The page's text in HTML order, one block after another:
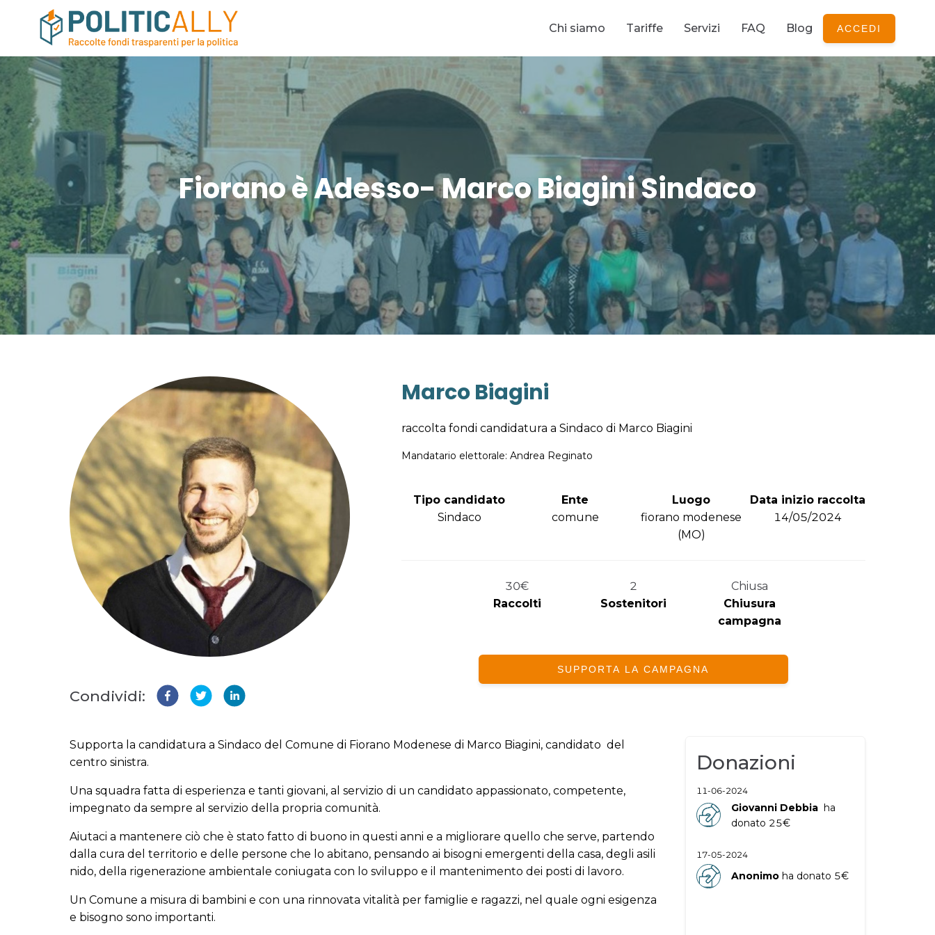
Chi siamo Tariffe Servizi FAQ Blog ACCEDI
Fiorano è Adesso- Marco Biagini Sindaco
Condividi:
Marco Biagini
raccolta fondi candidatura a Sindaco di Marco Biagini
Mandatario elettorale: Andrea Reginato
Tipo candidato
Sindaco
Ente
comune
Luogo
fiorano modenese
(MO)
Data inizio raccolta
14/05/2024
30€
Raccolti
2
Sostenitori
Chiusa
Chiusura
campagna
SUPPORTA LA CAMPAGNA
Supporta la candidatura a Sindaco del Comune di Fiorano Modenese di Marco Biagini, candidato  del
centro sinistra.
Una squadra fatta di esperienza e tanti giovani, al servizio di un candidato appassionato, competente,
impegnato da sempre al servizio della propria comunità.
Aiutaci a mantenere ciò che è stato fatto di buono in questi anni e a migliorare quello che serve, partendo
dalla cura del territorio e delle persone che lo abitano, pensando ai bisogni emergenti della casa, degli asili
nido, della rigenerazione ambientale coniugata con lo sviluppo e il mantenimento dei posti di lavoro.
Un Comune a misura di bambini e con una rinnovata vitalità per famiglie e ragazzi, nel quale ogni esigenza
e bisogno sono importanti.
Donazioni
11-06-2024
Giovanni Debbia ha
donato 25€
17-05-2024
Anonimo ha donato 5€